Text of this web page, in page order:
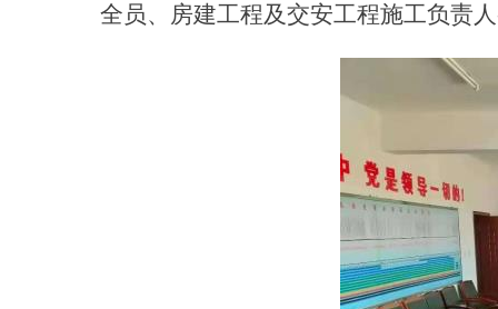
全员、房建工程及交安工程施工负责